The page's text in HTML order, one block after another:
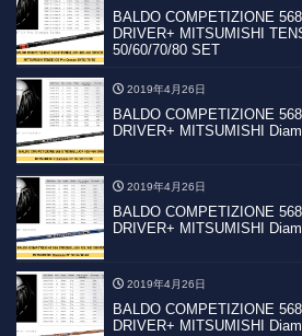
BALDO COMPETIZIONE
DRIVER+ MITSUMISHI
50/60/70/80 SET
2019年4月26日
BALDO COMPETIZIONE
DRIVER+ MITSUMISHI
2019年4月26日
BALDO COMPETIZIONE
DRIVER+ MITSUMISHI
2019年4月26日
BALDO COMPETIZIONE
DRIVER+ MITSUMISHI